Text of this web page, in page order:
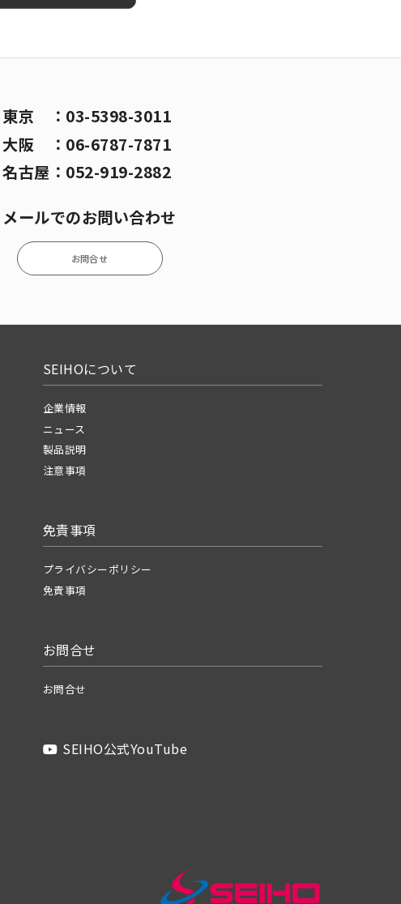
東京 ： 03-5398-3011
大阪
： 06-6787-7871
名古屋 ： 052-919-2882
メールでのお問い合わせ
お問合せ
SEIHOについて
企業情報
ニュース
製品説明
注意事項
免責事項
プライバシーポリシー
免責事項
お問合せ
お問合せ
SEIHO公式YouTube